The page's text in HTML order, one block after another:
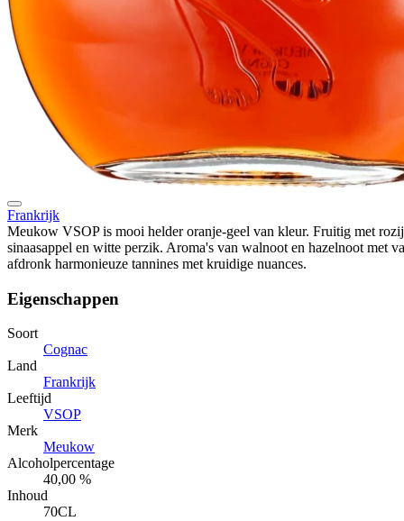
Frankrijk
Meukow VSOP is mooi helder oranje-geel van kleur. Fruitig met
sinaasappel en witte perzik. Aroma's van walnoot en hazelnoot met
afdronk harmonieuze tannines met kruidige nuances.
Eigenschappen
Soort
Cognac
Land
Frankrijk
Leeftijd
VSOP
Merk
Meukow
Alcoholpercentage
40,00 %
Inhoud
70CL